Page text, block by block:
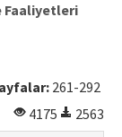
Faaliyetleri
261-292
4175
2563